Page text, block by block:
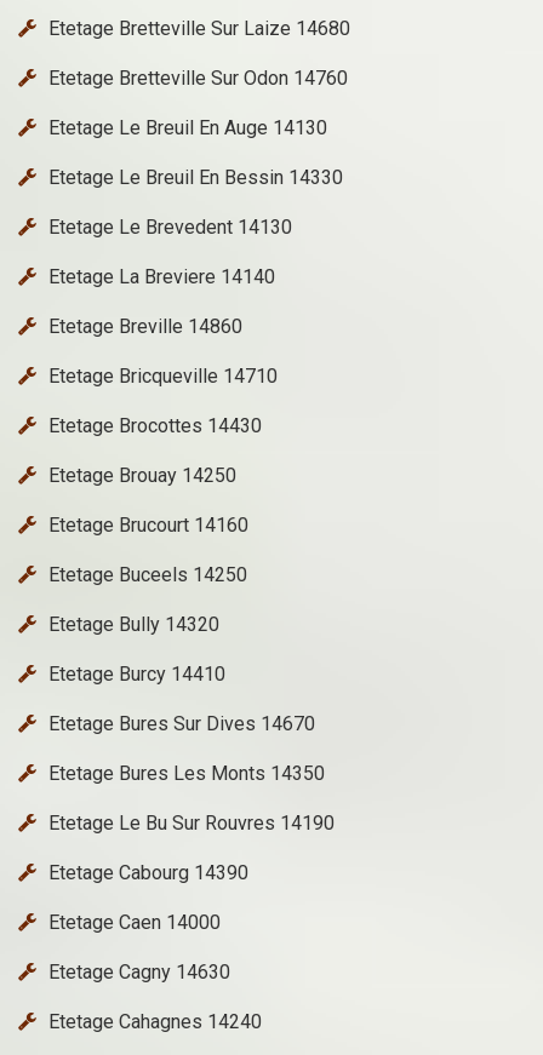
Etetage Bretteville Sur Laize 14680
Etetage Bretteville Sur Odon 14760
Etetage Le Breuil En Auge 14130
Etetage Le Breuil En Bessin 14330
Etetage Le Brevedent 14130
Etetage La Breviere 14140
Etetage Breville 14860
Etetage Bricqueville 14710
Etetage Brocottes 14430
Etetage Brouay 14250
Etetage Brucourt 14160
Etetage Buceels 14250
Etetage Bully 14320
Etetage Burcy 14410
Etetage Bures Sur Dives 14670
Etetage Bures Les Monts 14350
Etetage Le Bu Sur Rouvres 14190
Etetage Cabourg 14390
Etetage Caen 14000
Etetage Cagny 14630
Etetage Cahagnes 14240